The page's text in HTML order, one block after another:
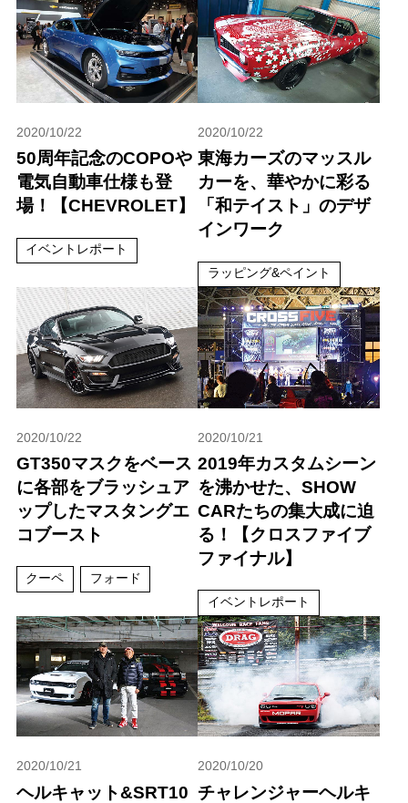
2020/10/22
50周年記念のCOPOや
電気自動車仕様も登
場！【CHEVROLET】
イベントレポート
2020/10/22
東海カーズのマッスル
カーを、華やかに彩る
「和テイスト」のデザ
インワーク
ラッピング&ペイント
2020/10/22
GT350マスクをベース
に各部をブラッシュア
ップしたマスタングエ
コブースト
クーペ フォード
2020/10/21
2019年カスタムシーン
を沸かせた、SHOW
CARたちの集大成に迫
る！【クロスファイブ
ファイナル】
イベントレポート
2020/10/21
ヘルキャット&SRT10
2020/10/20
チャレンジャーヘルキ